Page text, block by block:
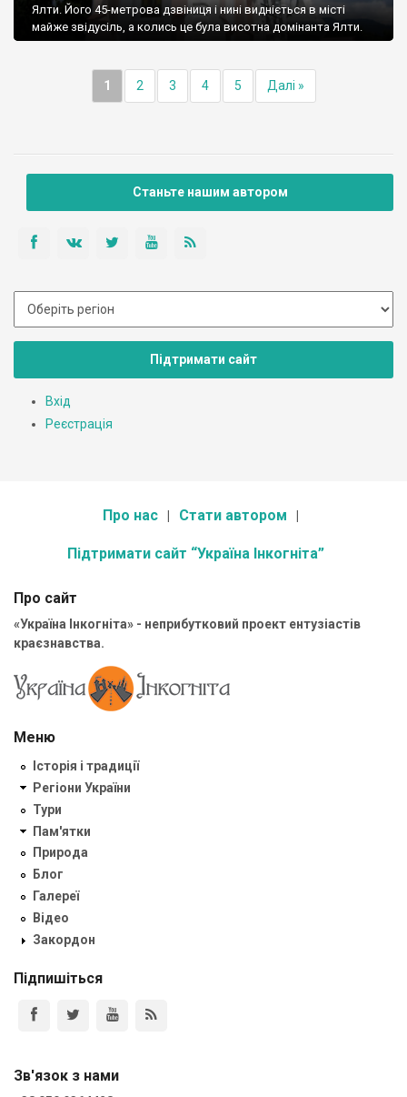
Ялти. Його 45-метрова дзвіниця і нині видніється в місті
майже звідусіль, а колись це була висотна домінанта Ялти.
1 2 3 4 5 Далі »
Станьте нашим автором
Підтримати сайт
Вхід
Реєстрація
Про нас Стати автором
Підтримати сайт “Україна Інкогніта”
Про сайт
«Україна Інкогніта» - неприбутковий проект ентузіастів
краєзнавства.
Меню
Історія і традиції
Регіони України
Тури
Пам'ятки
Природа
Блог
Галереї
Відео
Закордон
Підпишіться
Зв'язок з нами